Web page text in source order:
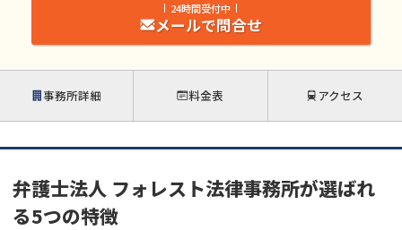
24時間受付中
メールで問合せ
事務所詳細 料金表 アクセス
弁護士法人 フォレスト法律事務所が選ばれ
る5つの特徴